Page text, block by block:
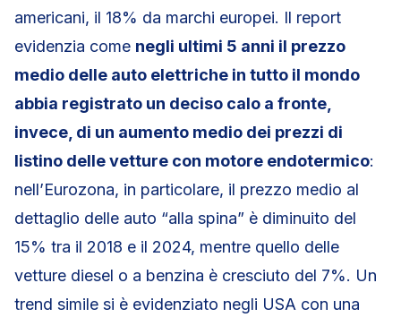
americani, il 18% da marchi europei. Il report
evidenzia come negli ultimi 5 anni il prezzo
medio delle auto elettriche in tutto il mondo
abbia registrato un deciso calo a fronte,
invece, di un aumento medio dei prezzi di
listino delle vetture con motore endotermico:
nell’Eurozona, in particolare, il prezzo medio al
dettaglio delle auto “alla spina” è diminuito del
15% tra il 2018 e il 2024, mentre quello delle
vetture diesel o a benzina è cresciuto del 7%. Un
trend simile si è evidenziato negli USA con una